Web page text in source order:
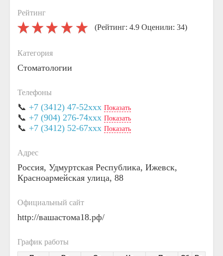
Рейтинг
(Рейтинг: 4.9 Оценили: 34)
Категория
Стоматологии
Телефоны
📞 +7 (3412) 47-52xxx Показать
📞 +7 (904) 276-74xxx Показать
📞 +7 (3412) 52-67xxx Показать
Адрес
Россия, Удмуртская Республика, Ижевск,
Красноармейская улица, 88
Официальный сайт
http://вашастома18.рф/
График работы